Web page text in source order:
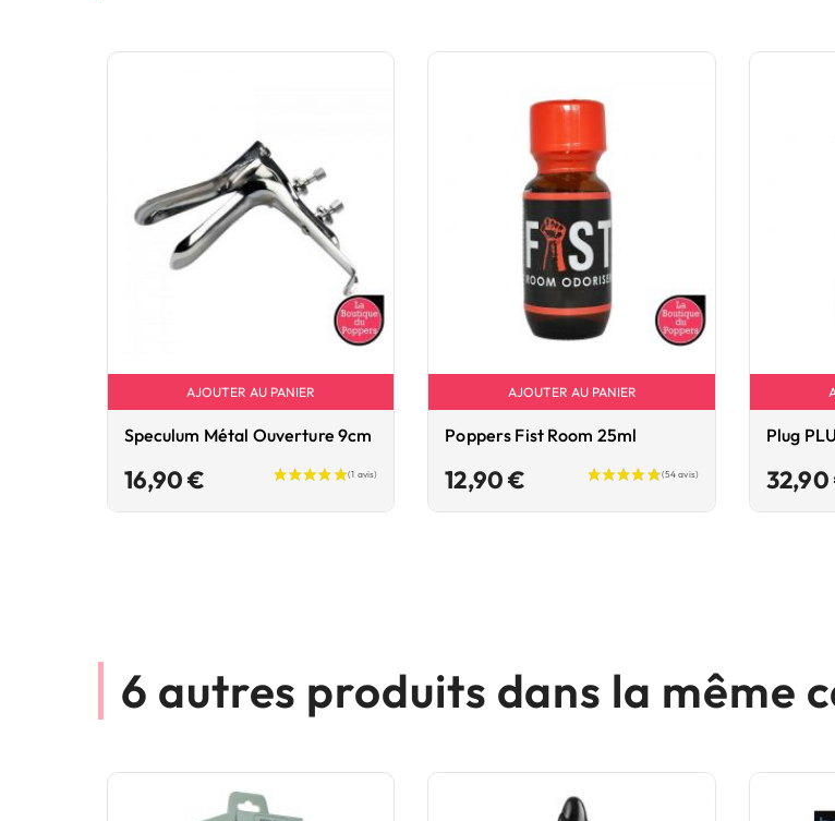
AJOUTER AU PANIER
Speculum Métal Ouverture 9cm
16,90 €
AJOUTER AU PANIER
Poppers Fist Room 25ml
12,90 €
Plug
32,90
6 autres produits dans la même